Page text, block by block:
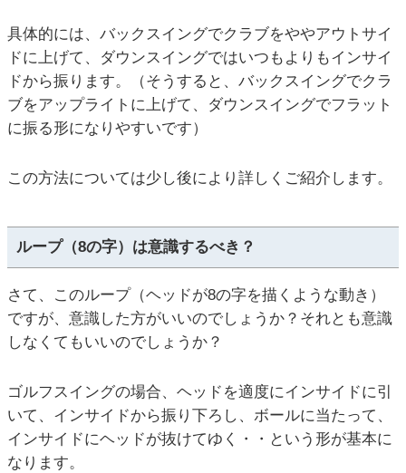
具体的には、バックスイングでクラブをややアウトサイ
ドに上げて、ダウンスイングではいつもよりもインサイ
ドから振ります。（そうすると、バックスイングでクラ
ブをアップライトに上げて、ダウンスイングでフラット
に振る形になりやすいです）
この方法については少し後により詳しくご紹介します。
ループ（8の字）は意識するべき？
さて、このループ（ヘッドが8の字を描くような動き）
ですが、意識した方がいいのでしょうか？それとも意識
しなくてもいいのでしょうか？
ゴルフスイングの場合、ヘッドを適度にインサイドに引
いて、インサイドから振り下ろし、ボールに当たって、
インサイドにヘッドが抜けてゆく・・という形が基本に
なります。